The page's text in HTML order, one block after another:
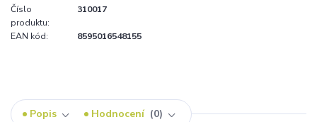
Číslo
produktu:
310017
EAN kód: 8595016548155
Popis Hodnocení 0